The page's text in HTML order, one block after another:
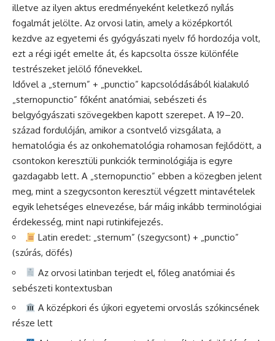
illetve az ilyen aktus eredményeként keletkező nyílás
fogalmát jelölte. Az orvosi latin, amely a középkortól
kezdve az egyetemi és gyógyászati nyelv fő hordozója volt,
ezt a régi igét emelte át, és kapcsolta össze különféle
testrészeket jelölő főnevekkel.
Idővel a „sternum” + „punctio” kapcsolódásából kialakuló
„sternopunctio” főként anatómiai, sebészeti és
belgyógyászati szövegekben kapott szerepet. A 19–20.
század fordulóján, amikor a csontvelő vizsgálata, a
hematológia és az onkohematológia rohamosan fejlődött, a
csontokon keresztüli punkciók terminológiája is egyre
gazdagabb lett. A „sternopunctio” ebben a közegben jelent
meg, mint a szegycsonton keresztül végzett mintavételek
egyik lehetséges elnevezése, bár máig inkább terminológiai
érdekesség, mint napi rutinkifejezés.
Latin eredet: „sternum” (szegycsont) + „punctio”
(szúrás, döfés)
Az orvosi latinban terjedt el, főleg anatómiai és
sebészeti kontextusban
A középkori és újkori egyetemi orvoslás szókincsének
része lett